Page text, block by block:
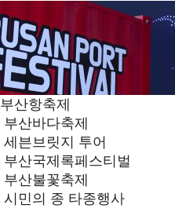
부산항축제
부산바다축제
세븐브릿지 투어
부산국제록페스티벌
부산불꽃축제
시민의 종 타종행사